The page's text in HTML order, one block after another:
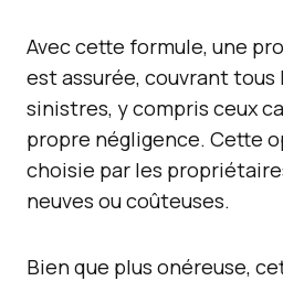
Avec cette formule, une
est assurée, couvrant tous
sinistres, y compris ceux
propre négligence. Cette
choisie par les
neuves ou coûteuses.
Bien que plus onéreuse,